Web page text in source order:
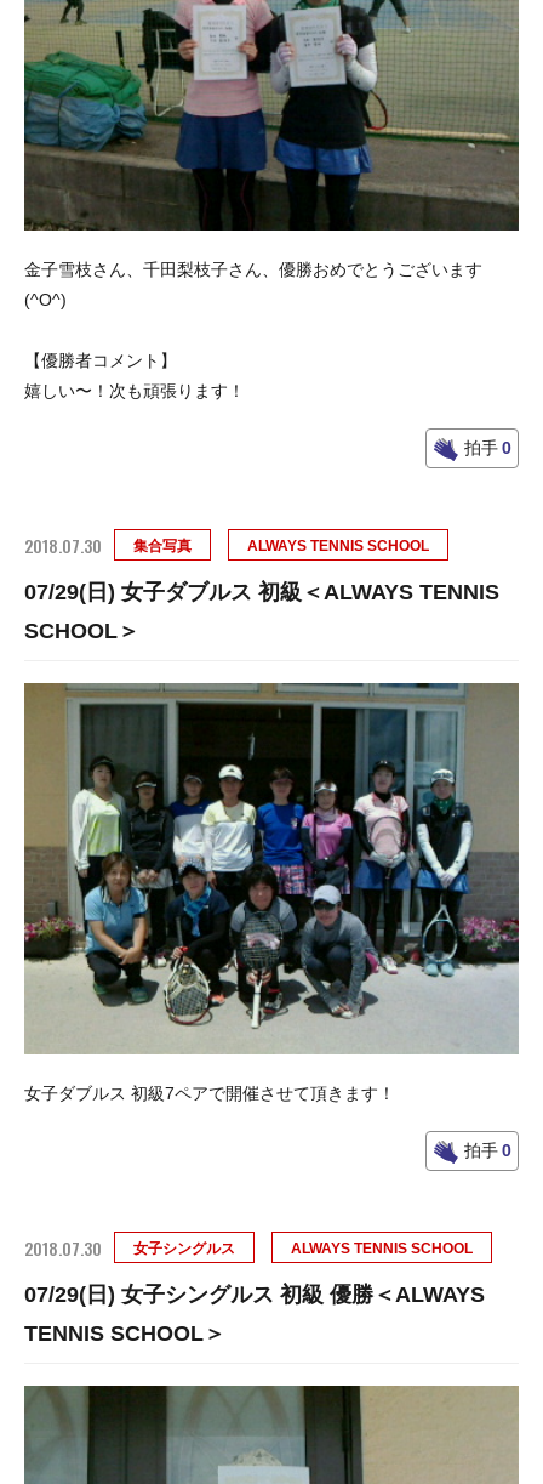
金子雪枝さん、千田梨枝子さん、優勝おめでとうございます
(^O^)
【優勝者コメント】
嬉しい〜！次も頑張ります！
拍手0
2018.07.30 集合写真 ALWAYS TENNIS SCHOOL
07/29(日) 女子ダブルス 初級＜ALWAYS TENNIS
SCHOOL＞
女子ダブルス 初級7ペアで開催させて頂きます！
拍手0
2018.07.30 女子シングルス ALWAYS TENNIS SCHOOL
07/29(日) 女子シングルス 初級 優勝＜ALWAYS
TENNIS SCHOOL＞